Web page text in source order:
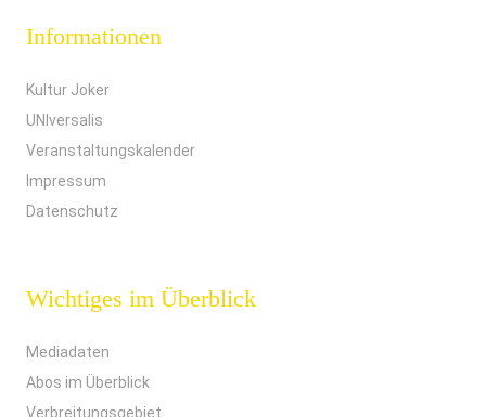
Informationen
Kultur Joker
UNIversalis
Veranstaltungskalender
Impressum
Datenschutz
Wichtiges im Überblick
Mediadaten
Abos im Überblick
Verbreitungsgebiet